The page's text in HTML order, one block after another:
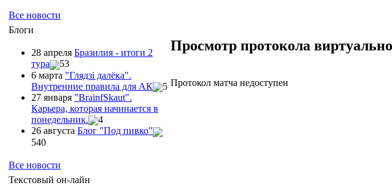
Все новости
Блоги
28 апреля Бразилия - итоги 2
тура
53
6 марта "Глядзi далёка".
Внутренние правила для АК
5
27 января "ВrainfSkaut".
Карьера, которая начинается в
понедельник.
4
26 августа Блог "Под пивко"
540
Все новости
Текстовый он-лайн
Просмотр протокола
Протокол матча недоступен